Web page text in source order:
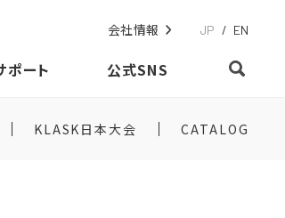
会社情報 JP / EN
ポート 公式SNS
KLASK日本大会 CATALOG